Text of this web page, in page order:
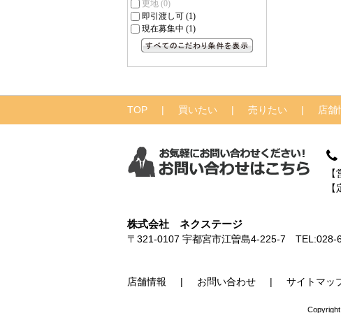
更地 (0)
即引渡し可 (1)
現在募集中 (1)
TOP 買いたい 売りたい 店舗
株式会社 ネクステージ
〒321-0107 宇都宮市江曽島4-225-7 TEL:028-
店舗情報 お問い合わせ サイトマッ